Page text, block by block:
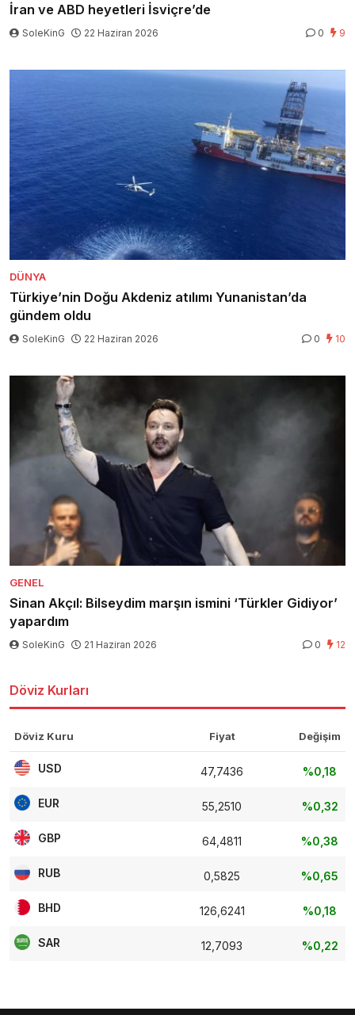
İran ve ABD heyetleri İsviçre’de
SoleKinG 22 Haziran 2026 0 9
DÜNYA
Türkiye’nin Doğu Akdeniz atılımı Yunanistan’da
gündem oldu
SoleKinG 22 Haziran 2026 0 10
GENEL
Sinan Akçıl: Bilseydim marşın ismini ‘Türkler Gidiyor’
yapardım
SoleKinG 21 Haziran 2026 0 12
Döviz Kurları
Döviz Kuru Fiyat Değişim
USD 47,7436 %0,18
EUR 55,2510 %0,32
GBP 64,4811 %0,38
RUB 0,5825 %0,65
BHD 126,6241 %0,18
SAR 12,7093 %0,22